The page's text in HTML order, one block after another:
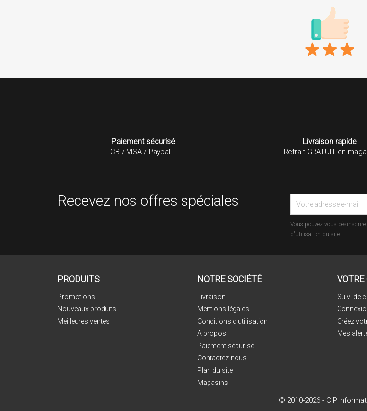
Paiement sécurisé
CB / VISA / Paypal...
Livraison rapide
Retrait GRATUIT en
Recevez nos offres spéciales
Vous pouvez vous
d'utilisation du site.
PRODUITS
Promotions
Nouveaux produits
Meilleures ventes
NOTRE SOCIÉTÉ
Livraison
Mentions légales
Conditions d'utilisation
A propos
Paiement sécurisé
Contactez-nous
Plan du site
Magasins
Suivi de
Créez
Mes
© 2010-2026 - CIP